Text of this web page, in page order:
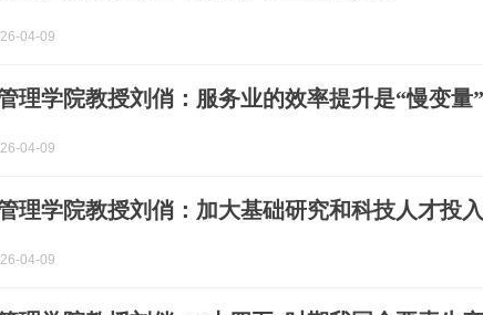
04-09
理学院教授刘俏：服务业的效率提升是“慢变量”
04-09
理学院教授刘俏：加大基础研究和科技人才投入
04-09